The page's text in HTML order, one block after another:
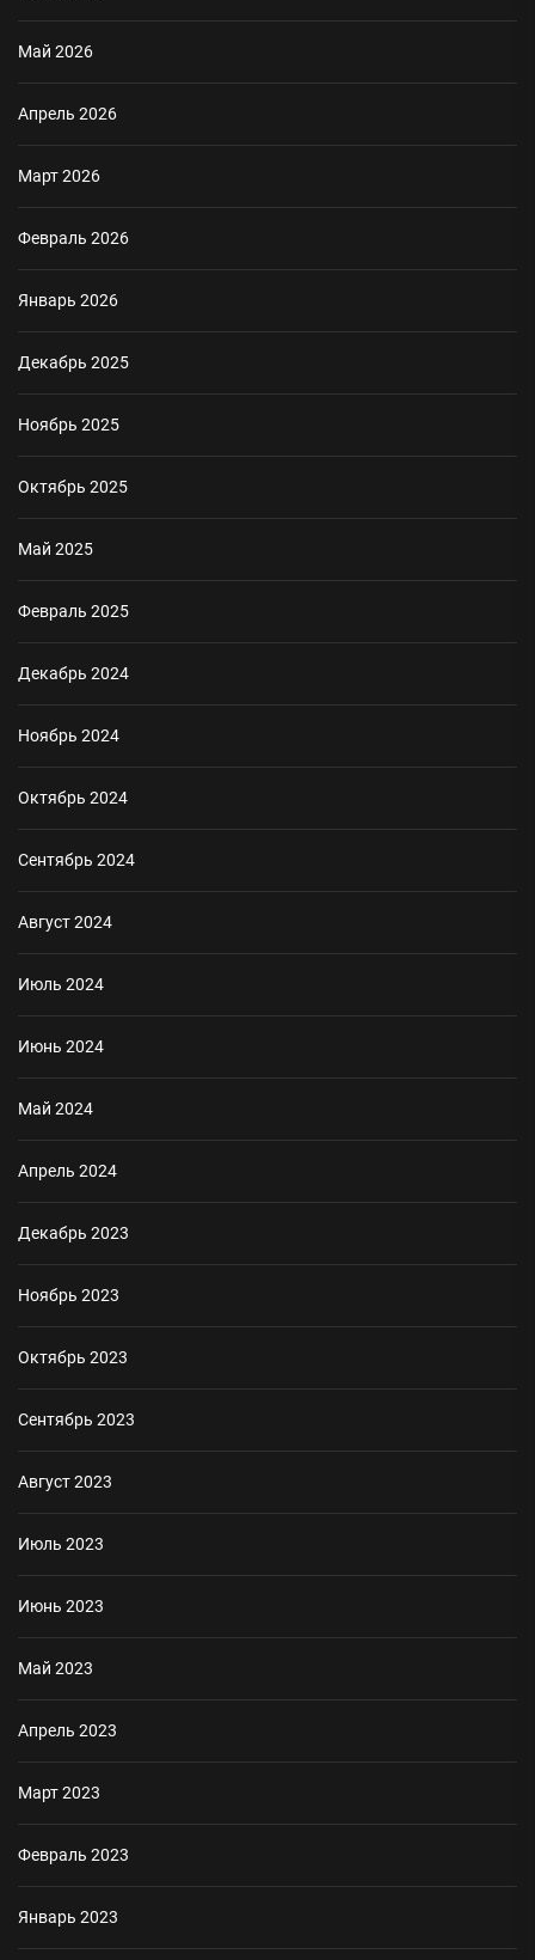
Май 2026
Апрель 2026
Март 2026
Февраль 2026
Январь 2026
Декабрь 2025
Ноябрь 2025
Октябрь 2025
Май 2025
Февраль 2025
Декабрь 2024
Ноябрь 2024
Октябрь 2024
Сентябрь 2024
Август 2024
Июль 2024
Июнь 2024
Май 2024
Апрель 2024
Декабрь 2023
Ноябрь 2023
Октябрь 2023
Сентябрь 2023
Август 2023
Июль 2023
Июнь 2023
Май 2023
Апрель 2023
Март 2023
Февраль 2023
Январь 2023